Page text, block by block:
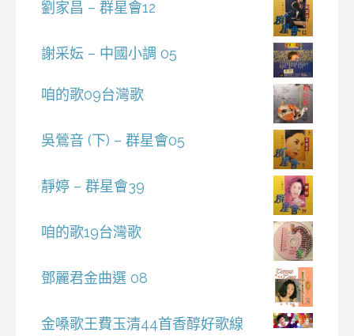
劉家昌 – 群星會12
謝采妘 – 中國小調 05
咱的歌09台灣歌
吳鶯音 (下) – 群星會05
靜婷 – 群星會39
咱的歌19台灣歌
鄧麗君金曲選 08
金嗓歌王費玉清44首香醇好歌線